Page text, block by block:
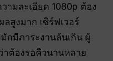
ามละเอียด 1080p ต้อง
สูงมาก เซิร์ฟเวอร์
กมีภาระงานล้นเกิน ผู้
าต้องรอคิวนานหลาย